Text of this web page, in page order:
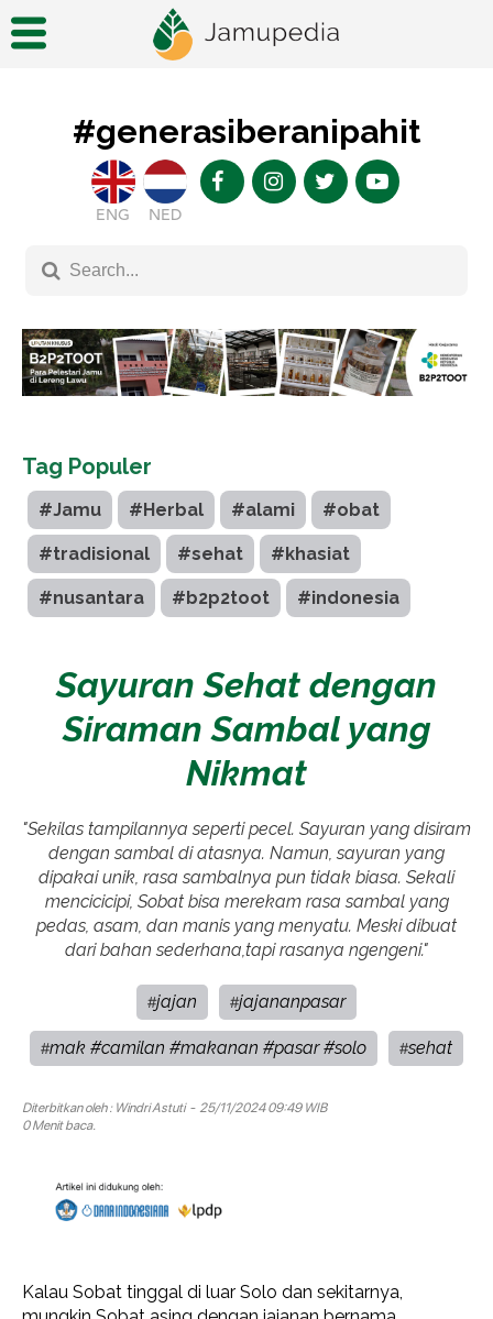
#generasiberanipahit
ENG NED
Tag Populer
#Jamu #Herbal #alami #obat
#tradisional #sehat #khasiat
#nusantara #b2p2toot #indonesia
Sayuran Sehat dengan
Siraman Sambal yang
Nikmat
"Sekilas tampilannya seperti pecel. Sayuran yang disiram
dengan sambal di atasnya. Namun, sayuran yang
dipakai unik, rasa sambalnya pun tidak biasa. Sekali
mencicicipi, Sobat bisa merekam rasa sambal yang
pedas, asam, dan manis yang menyatu. Meski dibuat
dari bahan sederhana,tapi rasanya ngengeni."
#jajan #jajananpasar
#mak #camilan #makanan #pasar #solo #sehat
Diterbitkan oleh : Windri Astuti- 25/11/2024 09:49 WIB
0 Menit baca.
Kalau Sobat tinggal di luar Solo dan sekitarnya,